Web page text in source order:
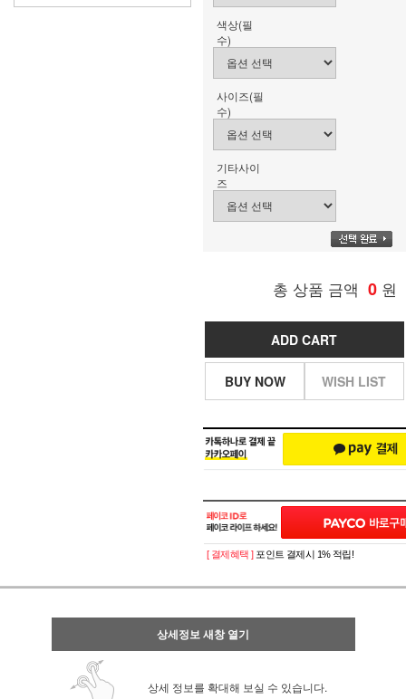
색상(필
수)
사이즈(필
수)
기타사이
즈
총 상품 금액 0 원
ADD CART
BUY NOW WISH LIST
[ 결제혜택 ] 포인트 결제시 1% 적립!
상세정보 새창 열기
상세 정보를 확대해 보실 수 있습니다.